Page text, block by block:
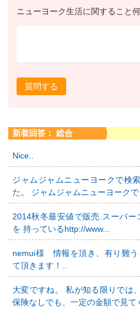
ニューヨーク生活に関すること
質問する
新着回答： 総合
Nice..
ジャムジャムニューヨークで検
た。 ジャムジャムニューヨークで
2014秋冬最安値で販売.スーパ
を 持っているhttp://www...
nemui様 情報を頂き、有り難う
て頂きます！..
大変ですね。 私が知る限りでは
保険なしでも、一定の金額で見て